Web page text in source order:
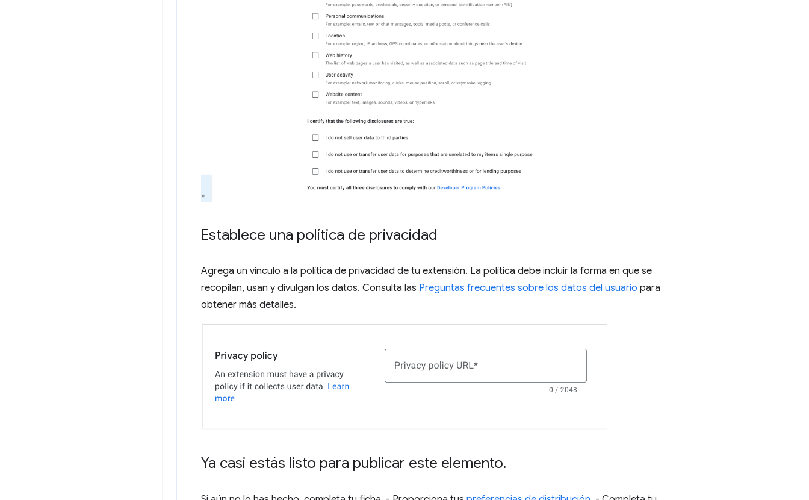
Establece una política de privacidad
Agrega un vínculo a la política de privacidad de tu extensión. La política debe incluir la forma en que se
recopilan, usan y divulgan los datos. Consulta las Preguntas frecuentes sobre los datos del usuario para
obtener más detalles.
Ya casi estás listo para publicar este elemento.